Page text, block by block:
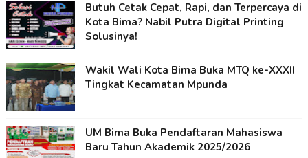
Butuh Cetak Cepat, Rapi, dan Terpercaya di
Kota Bima? Nabil Putra Digital Printing
Solusinya!
Wakil Wali Kota Bima Buka MTQ ke-XXXII
Tingkat Kecamatan Mpunda
UM Bima Buka Pendaftaran Mahasiswa
Baru Tahun Akademik 2025/2026